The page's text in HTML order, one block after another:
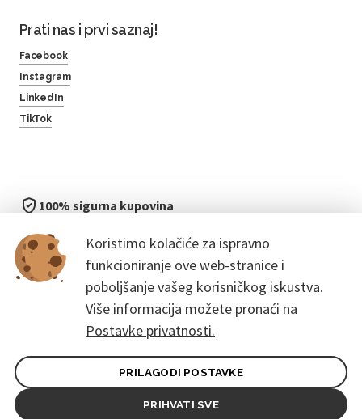
Koristimo kolačiće za ispravno
funkcioniranje ove web-stranice i
poboljšanje vašeg korisničkog iskustva.
Više informacija možete pronaći na
Postavke privatnosti.
PRILAGODI POSTAVKE
PRIHVATI SVE
Prati nas i prvi saznaj!
Facebook
Instagram
LinkedIn
TikTok
100% sigurna kupovina
bez čekanja u redu
Opći uvjeti ugovora za kupce
Pravila zaštite osobnih podataka
© 2026. CoreEvent